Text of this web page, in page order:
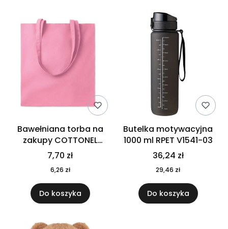
Bawełniana torba na
zakupy COTTONEL
COLOUR++ MO9846-11
7,70 zł
6,26 zł
Do koszyka
Butelka motywacyjna
1000 ml RPET V1541-03
36,24 zł
29,46 zł
Do koszyka